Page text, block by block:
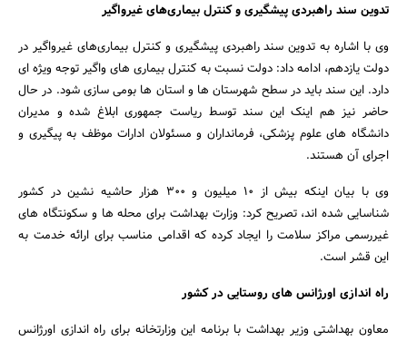
تدوین سند راهبردی پیشگیری و کنترل بیماری‌های غیرواگیر
وی با اشاره به تدوین سند راهبردی پیشگیری و کنترل بیماری‌های غیرواگیر در
دولت یازدهم، ادامه داد: دولت نسبت به کنترل بیماری های واگیر توجه ویژه ای
دارد. این سند باید در سطح شهرستان ها و استان ها بومی سازی شود. در حال
حاضر نیز هم اینک این سند توسط ریاست جمهوری ابلاغ شده و مدیران
دانشگاه های علوم پزشکی، فرمانداران و مسئولان ادارات موظف به پیگیری و
اجرای آن هستند.
وی با بیان اینکه بیش از 10 میلیون و 300 هزار حاشیه نشین در کشور
شناسایی شده اند، تصریح کرد: وزارت بهداشت برای محله ها و سکونتگاه های
غیررسمی مراکز سلامت را ایجاد کرده که اقدامی مناسب برای ارائه خدمت به
این قشر است.
راه اندازی اورژانس های روستایی در کشور
معاون بهداشتی وزیر بهداشت با برنامه این وزارتخانه برای راه اندازی اورژانس